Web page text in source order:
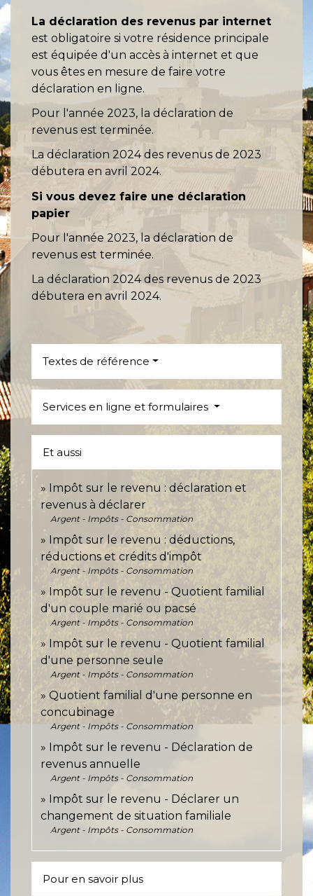
La déclaration des revenus par internet
est obligatoire si votre résidence principale
est équipée d'un accès à internet et que
vous êtes en mesure de faire votre
déclaration en ligne.
Pour l'année 2023, la déclaration de
revenus est terminée.
La déclaration 2024 des revenus de 2023
débutera en avril 2024.
Si vous devez faire une déclaration
papier
Pour l'année 2023, la déclaration de
revenus est terminée.
La déclaration 2024 des revenus de 2023
débutera en avril 2024.
Textes de référence
Services en ligne et formulaires
Et aussi
Impôt sur le revenu : déclaration et
revenus à déclarer
Argent - Impôts - Consommation
Impôt sur le revenu : déductions,
réductions et crédits d'impôt
Argent - Impôts - Consommation
Impôt sur le revenu - Quotient familial
d'un couple marié ou pacsé
Argent - Impôts - Consommation
Impôt sur le revenu - Quotient familial
d'une personne seule
Argent - Impôts - Consommation
Quotient familial d'une personne en
concubinage
Argent - Impôts - Consommation
Impôt sur le revenu - Déclaration de
revenus annuelle
Argent - Impôts - Consommation
Impôt sur le revenu - Déclarer un
changement de situation familiale
Argent - Impôts - Consommation
Pour en savoir plus